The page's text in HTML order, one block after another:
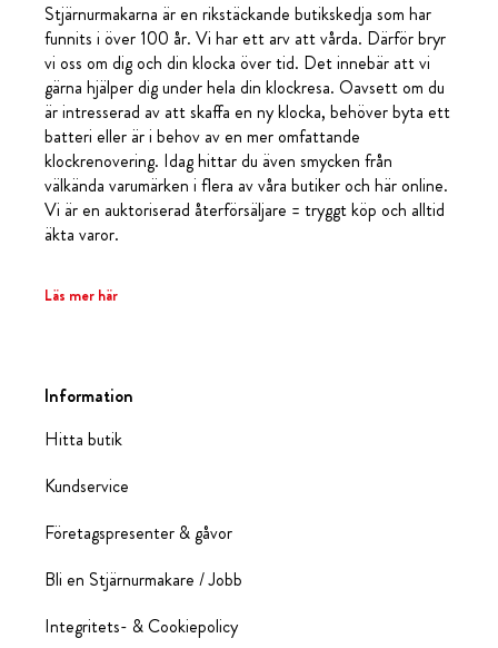
Stjärnurmakarna är en rikstäckande butikskedja som har
funnits i över 100 år. Vi har ett arv att vårda. Därför bryr
vi oss om dig och din klocka över tid. Det innebär att vi
gärna hjälper dig under hela din klockresa. Oavsett om du
är intresserad av att skaffa en ny klocka, behöver byta ett
batteri eller är i behov av en mer omfattande
klockrenovering. Idag hittar du även smycken från
välkända varumärken i flera av våra butiker och här online.
Vi är en auktoriserad återförsäljare = tryggt köp och alltid
äkta varor.
Läs mer här
Information
Hitta butik
Kundservice
Företagspresenter & gåvor
Bli en Stjärnurmakare / Jobb
Integritets- & Cookiepolicy